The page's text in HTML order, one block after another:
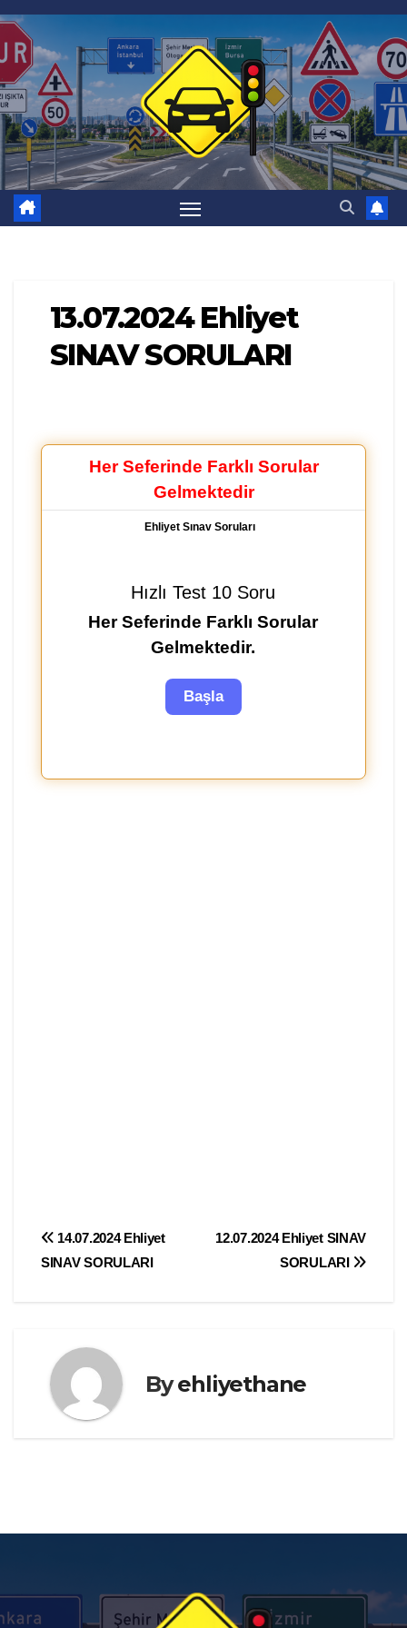
Skip
to
content
13.07.2024 Ehliyet
SINAV SORULARI
Her Seferinde Farklı Sorular
Gelmektedir
Ehliyet Sınav Soruları
Hızlı Test 10 Soru
Her Seferinde Farklı Sorular
Gelmektedir.
Yazı
12.07.2024 Ehliyet SINAV
SORULARI
14.07.2024 Ehliyet
SINAV SORULARI
Byehliyethane